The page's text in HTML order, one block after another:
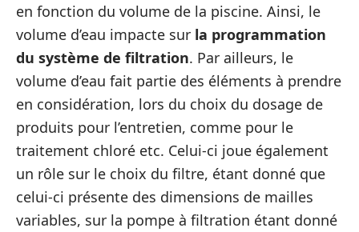
en fonction du volume de la piscine. Ainsi, le
volume d’eau impacte sur la programmation
du système de filtration. Par ailleurs, le
volume d’eau fait partie des éléments à prendre
en considération, lors du choix du dosage de
produits pour l’entretien, comme pour le
traitement chloré etc. Celui-ci joue également
un rôle sur le choix du filtre, étant donné que
celui-ci présente des dimensions de mailles
variables, sur la pompe à filtration étant donné